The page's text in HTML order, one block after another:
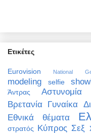
Ετικέτες
Eurovision National
modeling selfie
Άντρας
Αστυνομία
Βρετανία Γυναίκα
Εθνικά θέματα
στρατός Κύπρος Σεξ